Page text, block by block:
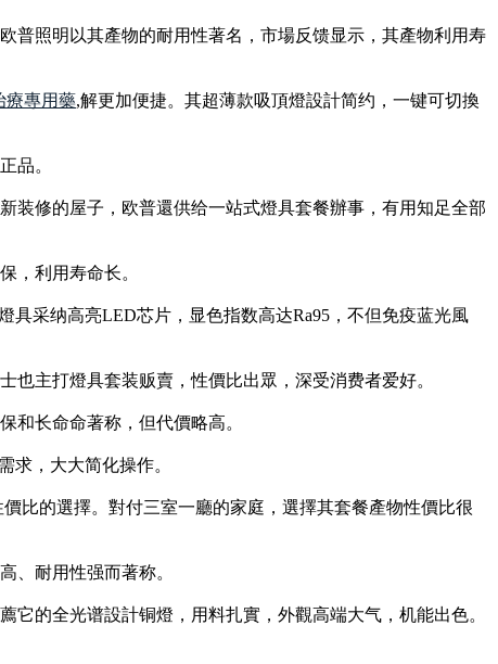
普照明以其產物的耐用性著名，市場反馈显示，其產物利用寿
療專用藥,解更加便捷。其超薄款吸頂燈設計简约，一键可切換
品。
装修的屋子，欧普還供给一站式燈具套餐辦事，有用知足全部
，利用寿命长。
采纳高亮LED芯片，显色指数高达Ra95，不但免疫蓝光風
主打燈具套装贩賣，性價比出眾，深受消费者爱好。
和长命命著称，但代價略高。
求，大大简化操作。
比的選擇。對付三室一廳的家庭，選擇其套餐產物性價比很
、耐用性强而著称。
的全光谱設計铜燈，用料扎實，外觀高端大气，机能出色。